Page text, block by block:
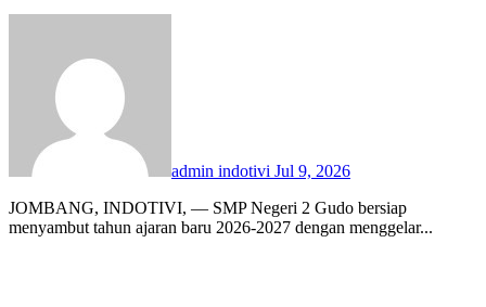
admin indotivi Jul 9, 2026
JOMBANG, INDOTIVI, — SMP Negeri 2 Gudo bersiap
menyambut tahun ajaran baru 2026-2027 dengan menggelar...